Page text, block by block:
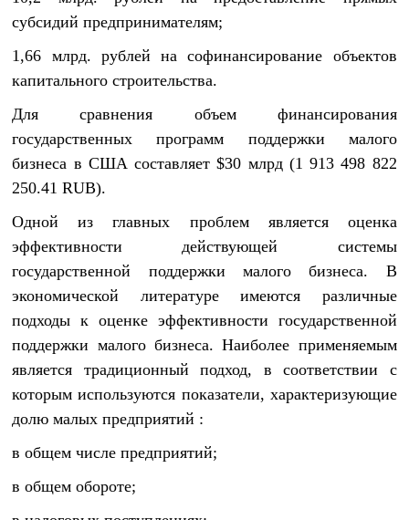
субсидий предпринимателям;
1,66 млрд. рублей на софинансирование объектов
капитального строительства.
Для сравнения объем финансирования
государственных программ поддержки малого
бизнеса в США составляет $30 млрд (1 913 498 822
250.41 RUB).
Одной из главных проблем является оценка
эффективности действующей системы
государственной поддержки малого бизнеса. В
экономической литературе имеются различные
подходы к оценке эффективности государственной
поддержки малого бизнеса. Наиболее применяемым
является традиционный подход, в соответствии с
которым используются показатели, характеризующие
долю малых предприятий :
в общем числе предприятий;
в общем обороте;